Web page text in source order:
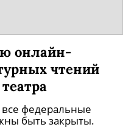
онлайн-
чтений
все федеральные
быть закрыты.